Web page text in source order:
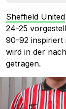
Sheffield United
24-25
90-92 inspiriert
wird in der
getragen.